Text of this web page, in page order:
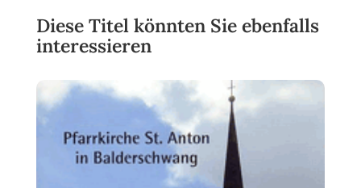
Diese Titel könnten Sie ebenfalls
interessieren